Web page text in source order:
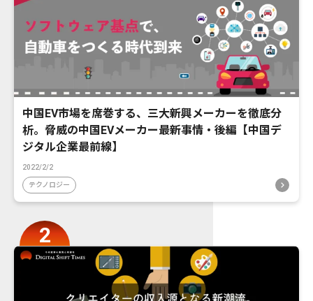
中国EV市場を席巻する、三大新興メーカーを徹底分
析。脅威の中国EVメーカー最新事情・後編【中国デ
ジタル企業最前線】
2022/2/2
テクノロジー